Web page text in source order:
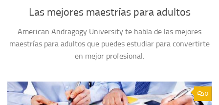
Las mejores maestrías para adultos
American Andragogy University te habla de las mejores
maestrías para adultos que puedes estudiar para convertirte
en mejor profesional.
0